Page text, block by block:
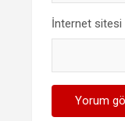
İnternet sitesi